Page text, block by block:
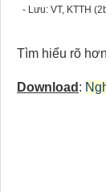
- Lưu: VT, KTTH
Tìm hiểu rõ hơn
Download :